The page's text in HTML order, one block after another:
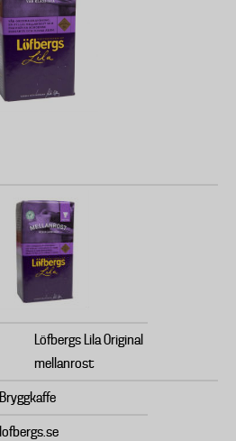
Löfbergs Lila Original
mellanrost
Bryggkaffe
lofbergs.se